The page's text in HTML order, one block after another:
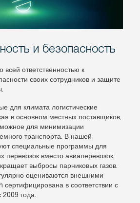
и безопасность
всей ответственностью к
своих сотрудников и защите
для климата логистические
в основном местных поставщиков,
для минимизации
транспорта. В нашей
специальные программы для
перевозок вместо авиаперевозок,
выбросы парниковых газов.
оцениваются внешними
сертифицирована в соответствии с
2009 года.